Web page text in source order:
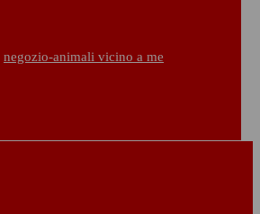
negozio-animali vicino a me